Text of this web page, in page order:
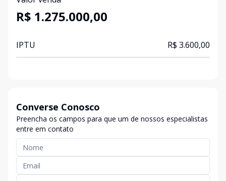
R$ 1.275.000,00
IPTU R$ 3.600,00
Converse Conosco
Preencha os campos para que um de nossos especialistas
entre em contato